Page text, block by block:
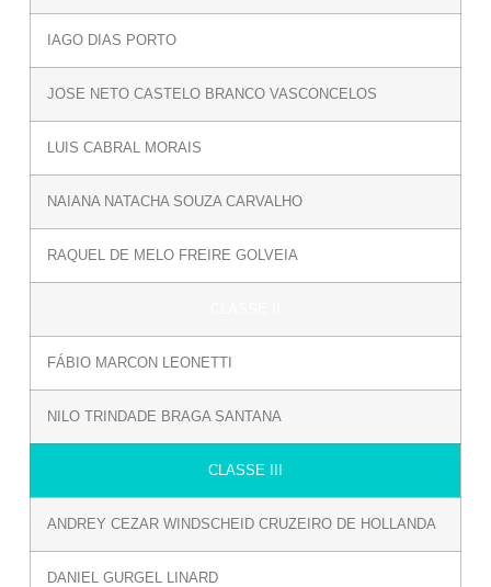
IAGO DIAS PORTO
JOSE NETO CASTELO BRANCO VASCONCELOS
LUIS CABRAL MORAIS
NAIANA NATACHA SOUZA CARVALHO
RAQUEL DE MELO FREIRE GOLVEIA
FÁBIO MARCON LEONETTI
NILO TRINDADE BRAGA SANTANA
CLASSE III
ANDREY CEZAR WINDSCHEID CRUZEIRO DE HOLLANDA
DANIEL GURGEL LINARD